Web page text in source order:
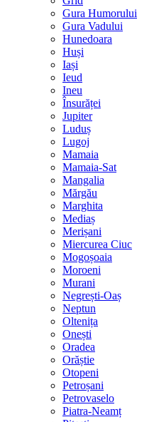
Gura Humorului
Gura Vadului
Hunedoara
Huși
Iași
Ieud
Ineu
Însurăței
Jupiter
Luduș
Lugoj
Mamaia
Mamaia-Sat
Mangalia
Mărgău
Marghita
Mediaș
Merișani
Miercurea Ciuc
Mogoșoaia
Moroeni
Murani
Negrești-Oaș
Neptun
Oltenița
Onești
Oradea
Orăștie
Otopeni
Petroșani
Petrovaselo
Piatra-Neamț